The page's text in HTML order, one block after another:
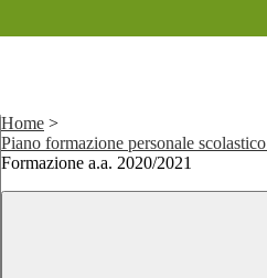
Home >
Piano formazione personale scolastico
Formazione a.a. 2020/2021